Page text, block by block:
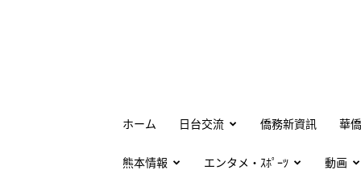
ホーム 日台交流 僑務新資訊 華僑
熊本情報 エンタメ・ｽﾎﾟｰﾂ 動画